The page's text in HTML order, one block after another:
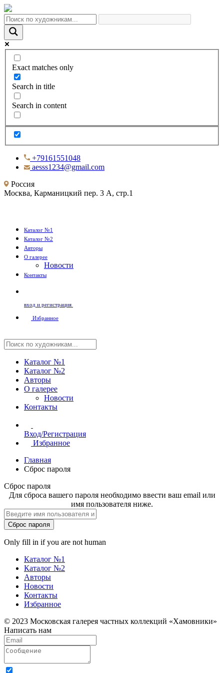
Exact matches only
Search in title
Search in content
+79161551048
aesss1234@gmail.com
Россия
Москва, Карманицкий пер. 3 А, стр.1
Каталог №1
Каталог №2
Авторы
О галерее
Новости
Контакты
вход и регистрация
Избранное
Каталог №1
Каталог №2
Авторы
О галерее
Новости
Контакты
Вход/Регистрация
Избранное
Главная
Сброс пароля
Сброс пароля
Для сброса вашего пароля необходимо ввести ваш email или
имя пользователя ниже.
Only fill in if you are not human
Каталог №1
Каталог №2
Авторы
Новости
Контакты
Избранное
© 2023 Московская галерея частных коллекций «Хамовники»
Написать нам